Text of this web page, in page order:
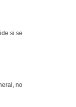
si se
no